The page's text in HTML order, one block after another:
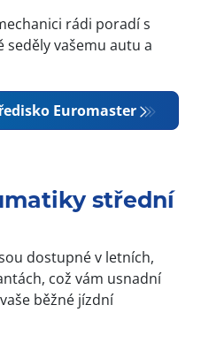
rádi poradí s
seděly vašemu autu a
Euromaster
střední
dostupné v letních,
což vám usnadní
běžné jízdní